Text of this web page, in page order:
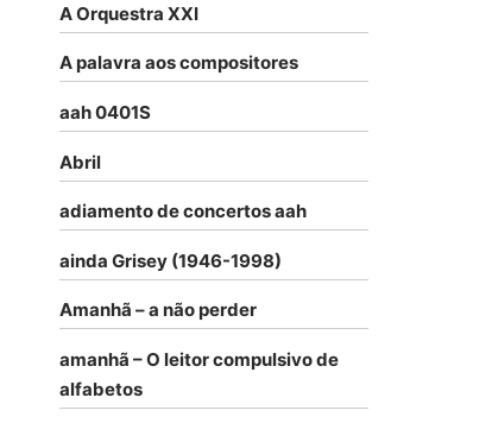
A Orquestra XXI
A palavra aos compositores
aah 0401S
Abril
adiamento de concertos aah
ainda Grisey (1946-1998)
Amanhã – a não perder
amanhã – O leitor compulsivo de
alfabetos